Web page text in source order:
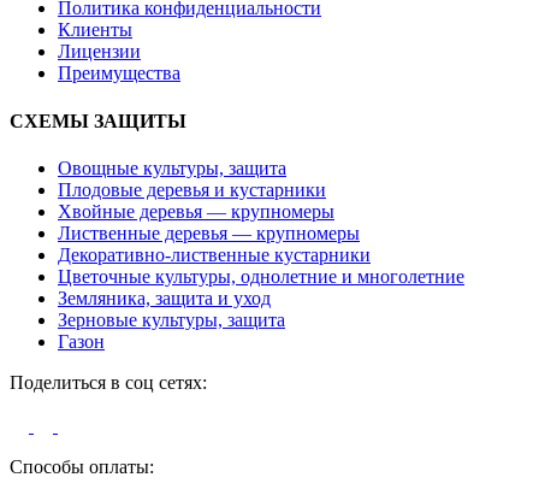
Политика конфиденциальности
Клиенты
Лицензии
Преимущества
СХЕМЫ ЗАЩИТЫ
Овощные культуры, защита
Плодовые деревья и кустарники
Хвойные деревья — крупномеры
Лиственные деревья — крупномеры
Декоративно-лиственные кустарники
Цветочные культуры, однолетние и многолетние
Земляника, защита и уход
Зерновые культуры, защита
Газон
Поделиться в соц сетях:
Способы оплаты: